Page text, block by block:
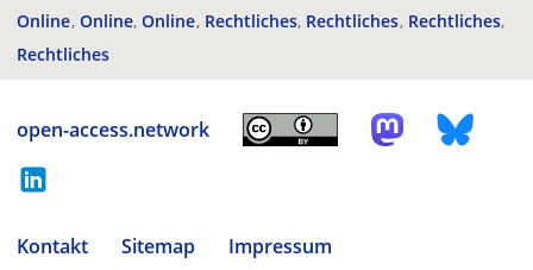
Online Online Online Rechtliches Rechtliches Rechtliches
Rechtliches
open-access.network
Kontakt Sitemap
Impressum